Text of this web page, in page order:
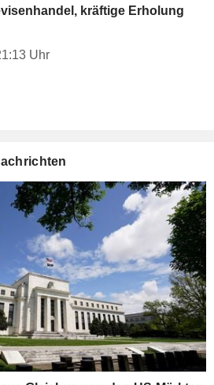
kräftige Erholung
Uhr